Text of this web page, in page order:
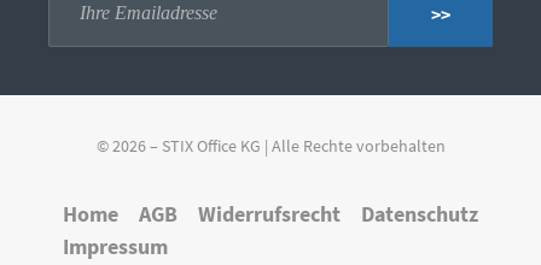
>>
© 2026 – STIX Office KG | Alle Rechte vorbehalten
Home AGB Widerrufsrecht
Datenschutz
Impressum